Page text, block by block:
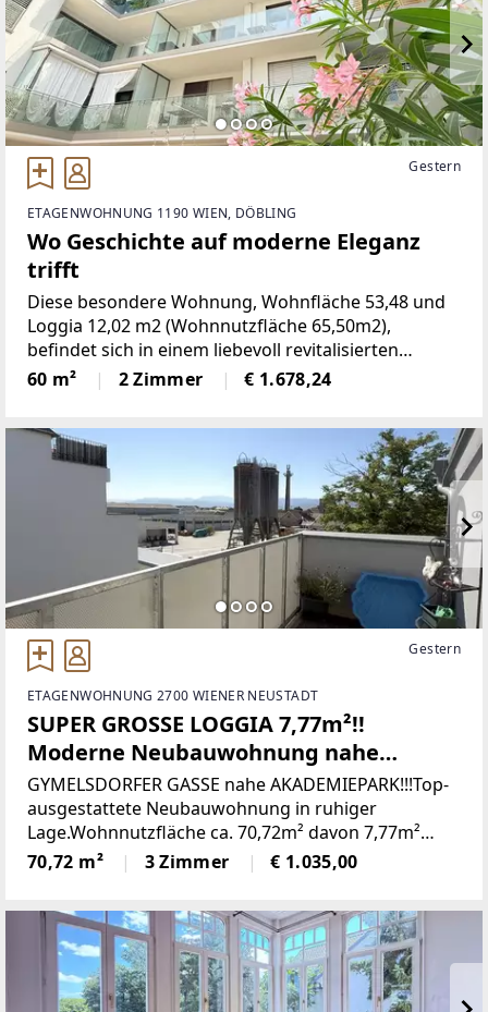
Gestern
ETAGENWOHNUNG 1190 WIEN, DÖBLING
Wo Geschichte auf moderne Eleganz
trifft
Diese besondere Wohnung, Wohnfläche 53,48 und
Loggia 12,02 m2 (Wohnnutzfläche 65,50m2),
befindet sich in einem liebevoll revitalisierten
ehemaligen Magistratsgebäude (Baujahr 2022) und
vereint historischen Charakter mit exklusivem
60 m² 2 Zimmer € 1.678,24
Gestern
ETAGENWOHNUNG 2700 WIENER NEUSTADT
SUPER GROSSE LOGGIA 7,77m²!!
Moderne Neubauwohnung nahe
Akademiepark
GYMELSDORFER GASSE nahe AKADEMIEPARK!!!Top-
ausgestattete Neubauwohnung in ruhiger
Lage.Wohnnutzfläche ca. 70,72m² davon 7,77m²
Loggia Optimale Infrastruktur!! Die Wohnung
befindet sich im 2. OG. BEI DEN FOTOS HANDELT ES
70,72 m² 3 Zimmer € 1.035,00